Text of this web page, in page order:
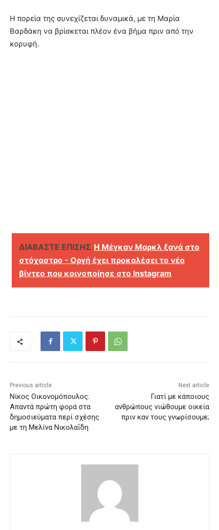
Η πορεία της συνεχίζεται δυναμικά, με τη Μαρία
Βαρδάκη να βρίσκεται πλέον ένα βήμα πριν από την
κορυφή.
ΔΙΑΒΑΣΤΕ ΕΠΙΣΗΣ Η Μέγκαν Μαρκλ ξανά στο
στόχαστρο - Οργή έχει προκαλέσει το νέο
βίντεο που κοινοποίησε στο Instagram
Previous article
Νίκος Οικονομόπουλος:
Απαντά πρώτη φορά στα
δημοσιεύματα περί σχέσης
με τη Μελίνα Νικολαΐδη
Next article
Γιατί με κάποιους
ανθρώπους νιώθουμε οικεία
πριν καν τους γνωρίσουμε;